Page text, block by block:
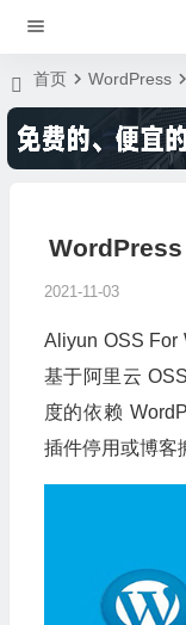
首页 WordPress
WordPress
2021-11-03
Aliyun OSS For
基于阿里云
度的依赖
插件停用或博客